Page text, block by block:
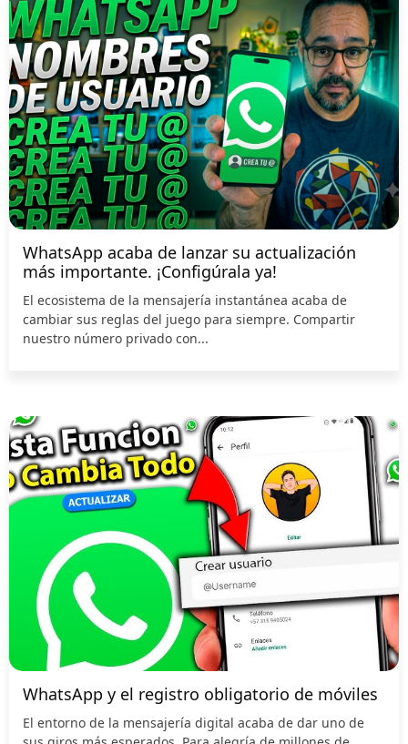
WhatsApp acaba de lanzar su actualización
más importante. ¡Configúrala ya!
El ecosistema de la mensajería instantánea acaba de
cambiar sus reglas del juego para siempre. Compartir
nuestro número privado con...
WhatsApp y el registro obligatorio de móviles
El entorno de la mensajería digital acaba de dar uno de